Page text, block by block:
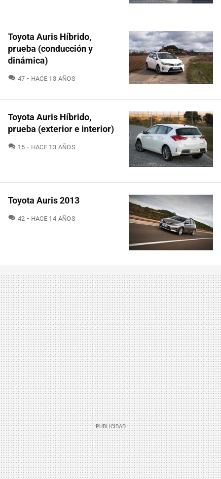
Toyota Auris Híbrido,
prueba (conducción y
dinámica)
47 COMENTARIOS
HACE 13 AÑOS
Toyota Auris Híbrido,
prueba (exterior e interior)
15 COMENTARIOS
HACE 13 AÑOS
Toyota Auris 2013
42 COMENTARIOS
HACE 14 AÑOS